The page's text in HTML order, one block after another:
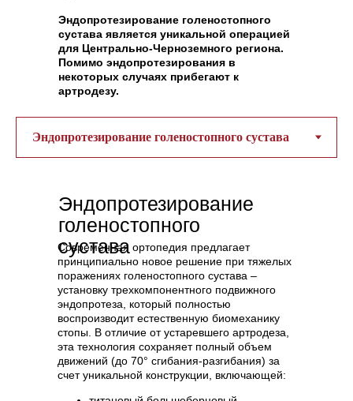
Эндопротезирование голеностопного
сустава является уникальной операцией
для Центрально-Черноземного региона.
Помимо эндопротезирования в
некоторых случаях прибегают к
артродезу.
Эндопротезирование
голеностопного
сустава
Современная ортопедия предлагает
принципиально новое решение при тяжелых
поражениях голеностопного сустава –
установку трехкомпонентного подвижного
эндопротеза, который полностью
воспроизводит естественную биомеханику
стопы. В отличие от устаревшего артродеза,
эта технология сохраняет полный объем
движений (до 70° сгибания-разгибания) за
счет уникальной конструкции, включающей: